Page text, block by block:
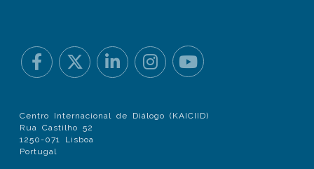
Centro Internacional de Diálogo (KAICIID)
Rua Castilho 52
1250-071 Lisboa
Portugal